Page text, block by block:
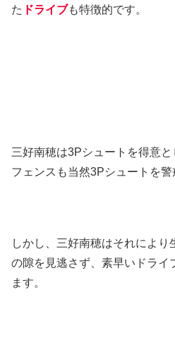
た ドライブも特徴的です。
三好南穂は3Pシュートを得意
フェンスも当然3Pシュートを警
しかし、三好南穂はそれにより
の隙を見逃さず、素早いドライ
ます。